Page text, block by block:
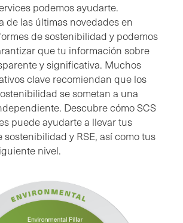
podemos ayudarte.
de las últimas novedades en
de sostenibilidad y podemos
que tu información sobre
y significativa. Muchos
clave recomiendan que los
se sometan a una
Descubre cómo SCS
puede ayudarte a llevar tus
sostenibilidad y RSE, así como tus
nivel.